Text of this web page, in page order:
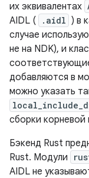
их эквивалентах
AIDL (
.aidl ) в
случае
не на NDK), и
добавляются в
можно указать
сборки корневой
Бэкенд Rust
Rust. Модули
AIDL не